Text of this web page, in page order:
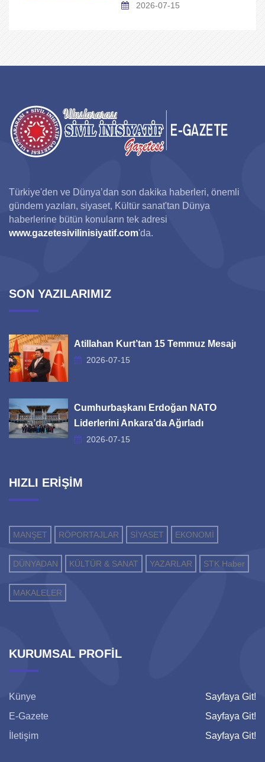
2026-07-15
Türkiye'den ve Dünya’dan son dakika haberleri, önemli
gündem yazıları, siyaset, Kültür sanat'tan Dünya
haberlerine bütün konuların tek adresi
www.gazetesivilinisiyatif.com'da.
SON YAZILARIMIZ
Atillahan Kurt’tan 15 Temmuz Mesajı
2026-07-15
Cumhurbaşkanı Erdoğan NATO
Liderlerini Ankara’da Ağırladı
2026-07-15
HIZLI ERİŞİM
MANŞET RÖPORTAJLAR SİYASET EKONOMİ
DÜNYADAN KÜLTÜR & SANAT YAZARLAR STK Haber
MAKALELER
KURUMSAL PROFİL
Künye
Sayfaya Git!
E-Gazete
Sayfaya Git!
İletişim
Sayfaya Git!